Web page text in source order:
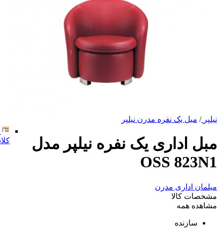
نیلپر / مبل یک نفره مدرن نیلپر
مبل اداری یک نفره نیلپر مدل
OSS 823N1
مبلمان اداری مدرن
مشخصات کالا
مشاهده همه
سازنده